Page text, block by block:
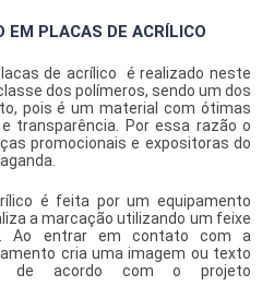
EM PLACAS DE ACRÍLICO
de acrílico é realizado neste
dos polímeros, sendo um dos
pois é um material com ótimas
transparência. Por essa razão o
promocionais e expositoras do
é feita por um equipamento
a marcação utilizando um feixe
Ao entrar em contato com a
cria uma imagem ou texto
de acordo com o projeto